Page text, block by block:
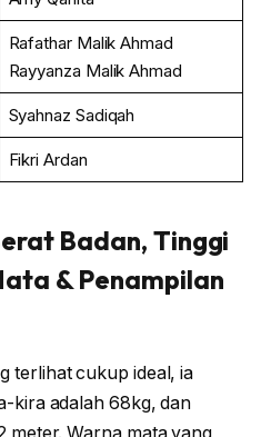
Rafathar Malik Ahmad
Rayyanza Malik Ahmad
Syahnaz Sadiqah
Fikri Ardan
Badan, Tinggi
& Penampilan
terlihat cukup ideal, ia
kira adalah 68kg, dan